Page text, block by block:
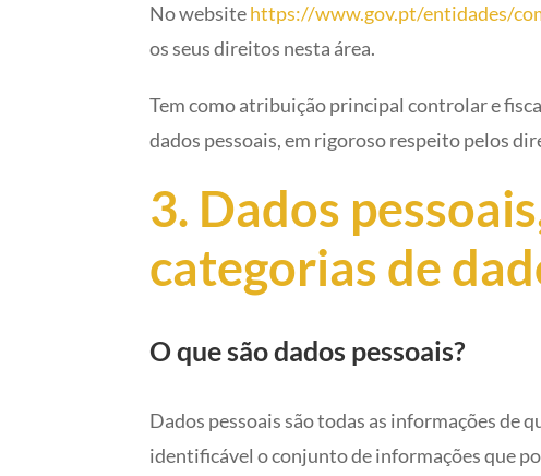
No websitehttps://www.gov.pt/entidades/
os seus direitos nesta área.
Tem como atribuição principal controlar e
dados pessoais, em rigoroso respeito pelos
3. Dados
categorias de
O que são dados pessoais?
Dados pessoais são todas as informações de
identificável o conjunto de informações que